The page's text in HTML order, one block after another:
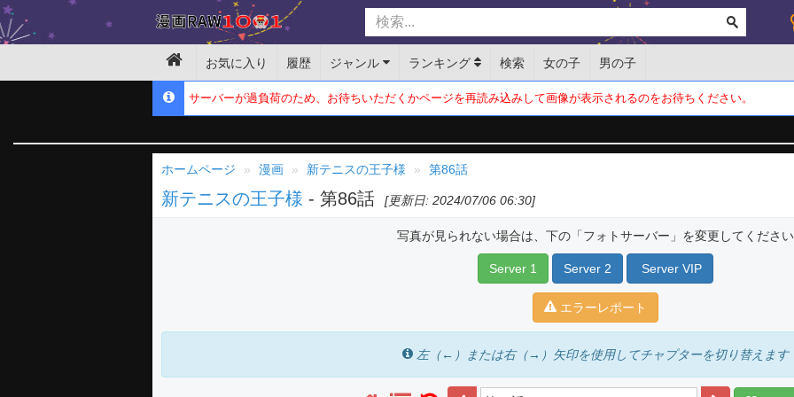
お気に入り 履歴 ジャンル ランキング 検索 女の子 男の子
サーバーが過負荷のため、お待ちいただくかページを再読み込みして画像が表示されるのをお待ちください。
ホームページ 漫画 新テニスの王子様 第86話
新テニスの王子様 - 第86話 [更新日: 2024/07/06 06:30]
写真が見られない場合は、下の「フォトサーバー」を変更してください
Server 1 Server 2 Server VIP
エラーレポート
左（←）または右（→）矢印を使用してチャプターを切り替えます